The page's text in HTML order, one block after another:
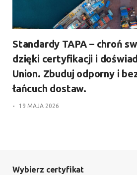
Standardy TAPA – chroń
dzięki certyfikacji i
Union. Zbuduj odporny i
łańcuch dostaw.
- 19 MAJA 2026
Wybierz certyfikat